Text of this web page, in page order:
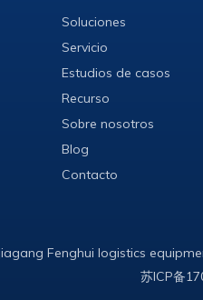
Soluciones
Servicio
Estudios de casos
Recurso
Sobre nosotros
Blog
Contacto
Fenghui logistics
苏ICP备